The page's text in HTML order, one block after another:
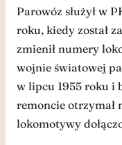
Parowóz służył w
roku, kiedy został
zmienił numery
wojnie światowej
w lipcu 1955 roku i
remoncie otrzymał
lokomotywy